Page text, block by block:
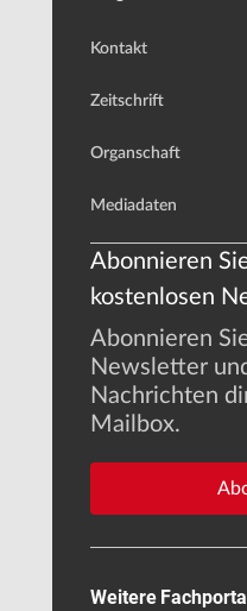
Kontakt
Zeitschrift
Organschaft
Mediadaten
Abonnieren
kostenlosen
Abonnieren
Newsletter
Nachrichten
Mailbox.
Weitere